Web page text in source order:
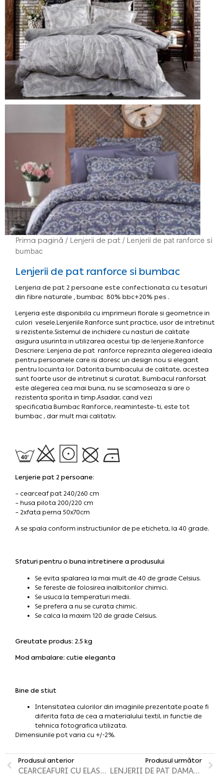
Prima pagină / Lenjerii de pat / Lenjerii de pat ranforce si
bumbac
Lenjerii de pat ranforce si bumbac
Lenjeria de pat 2 persoane este confectionata cu tesaturi
din fibre naturale , bumbac 80% bbc+20% pes .
Lenjeria este disponibila cu imprimeuri florale si geometrice in
culori vesele.Lenjeriile Ranforce sunt practice, usor de intretinut
si rezistente.Sistemul de inchidere cu nasturi de calitate
asigura usurinta in utilizarea acestui tip de lenjerie.Ranforce
Descriere: Lenjeria de pat ranforce reprezinta alegerea ideala
pentru persoanele care isi doresc un design nou si elegant
pentru locuinta lor. Datorita bumbacului de calitate, acestea
sunt foarte usor de intretinut si curatat. Bumbacul ranforsat
este alegerea cea mai buna, nu se scamoseaza si are o
rezistenta sporita in timp.Asadar, cand vezi
specificatiaBumbac Ranforce, reaminteste-ti, este tot
bumbac , dar mult mai calitativ.
Lenjerie pat 2 persoane:
– cearceaf pat 240/260 cm
– husa pilota 200/220 cm
– 2xfata perna 50x70cm
A se spala conform instructiunilor de pe eticheta, la 40 grade.
Sfaturi pentru o buna intretinere a produsului
Se evita spalarea la mai mult de 40 de grade Celsius.
Se fereste de folosirea inalbitorilor chimici.
Se usuca la temperaturi medii.
Se prefera a nu se curata chimic.
Se calca la maxim 120 de grade Celsius.
Greutate produs: 2.5 kg
Mod ambalare: cutie eleganta
Bine de stiut
Intensitatea culorilor din imaginile prezentate poate fi
diferita fata de cea a materialului textil, in functie de
tehnica fotografica utilizata.
Dimensiunile pot varia cu +/-2%.
Produsul anterior
CEARCEAFURI CU ELASTIC DAMASC
Produsul următor
LENJERII DE PAT DAMASC